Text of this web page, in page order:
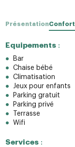
PrésentationConfort
Equipements:
Bar
Chaise bébé
Climatisation
Jeux pour enfants
Parking gratuit
Parking privé
Terrasse
Wifi
Services: